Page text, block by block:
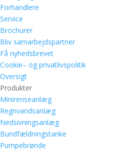
Forhandlere
Service
Brochurer
Bliv samarbejdspartner
Få nyhedsbrevet
Cookie– og privatlivspolitik
Oversigt
Produkter
Minirenseanlæg
Regnvandsanlæg
Nedsivningsanlæg
Bundfældningstanke
Pumpebrønde